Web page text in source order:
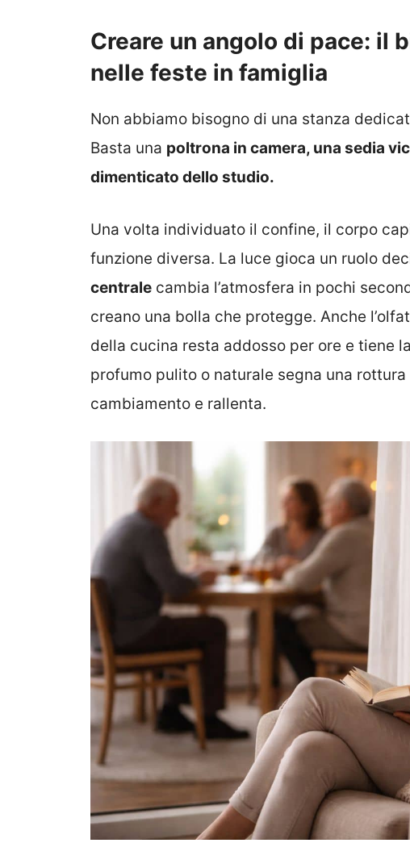
Creare un angolo di pace: il
nelle feste in famiglia
Non abbiamo bisogno di una stanza
Basta una poltrona in camera, una sedia
dimenticato dello studio.
Una volta individuato il confine, il corpo
funzione diversa. La luce gioca un ruolo
centrale cambia l’atmosfera in pochi
creano una bolla che protegge. Anche
della cucina resta addosso per ore e tiene
profumo pulito o naturale segna una
cambiamento e rallenta.